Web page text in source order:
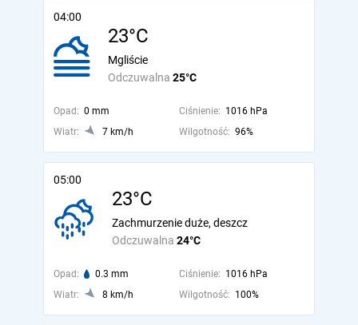
04:00
23°C
Odczuwalna 25°C
Mgliście
Opad: 0 mm Ciśnienie: 1016 hPa
Wiatr:
7 km/h Wilgotność: 96%
05:00
23°C
Odczuwalna 24°C
Zachmurzenie duże, deszcz
Opad: 0.3 mm Ciśnienie: 1016 hPa
Wiatr:
8 km/h Wilgotność: 100%